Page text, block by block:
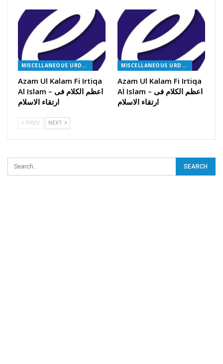
MISCELLANEOUS URDU BOOKS
Azam Ul Kalam Fi Irtiqa
Al Islam – اعظم الکلام فی
ارتقاء الاسلام
MISCELLANEOUS URDU BOOKS
Azam Ul Kalam Fi Irtiqa
Al Islam – اعظم الکلام فی
ارتقاء الاسلام
PREV NEXT